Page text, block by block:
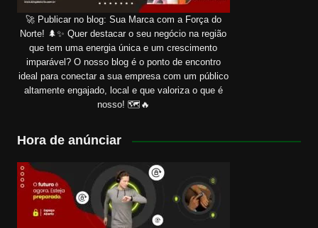
🚀 Publicar no blog: Sua Marca com a Força do
Norte! 🌲✨ Quer destacar o seu negócio na região
que tem uma energia única e um crescimento
imparável? O nosso blog é o ponto de encontro
ideal para conectar a sua empresa com um público
altamente engajado, local e que valoriza o que é
nosso! 🗺️🔥
Hora de anúnciar